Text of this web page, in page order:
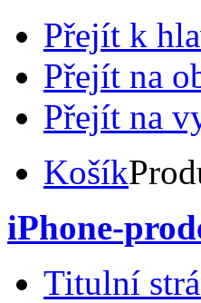
Přejít k
Přejít na
Přejít na
Košík
iPhone-
Titulní